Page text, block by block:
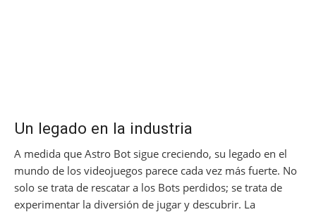
Un legado en la industria
A medida que Astro Bot sigue creciendo, su legado en el
mundo de los videojuegos parece cada vez más fuerte. No
solo se trata de rescatar a los Bots perdidos; se trata de
experimentar la diversión de jugar y descubrir. La